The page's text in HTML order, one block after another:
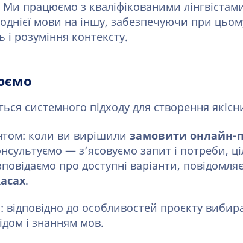
працюємо з кваліфікованими
мови на іншу, забезпечуючи при
і розуміння контексту.
системного підходу для створення
коли ви вирішили замовити онлайн-
— з’ясовуємо запит і потреби,
про доступні варіанти,
.
відповідно до особливостей проєкту
і знанням мов.